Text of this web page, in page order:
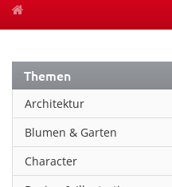
Themen
Architektur
Blumen & Garten
Character